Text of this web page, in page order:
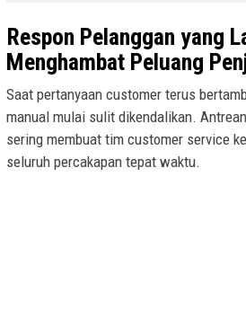
Respon Pelanggan yang
Menghambat Peluang
Saat pertanyaan customer terus
manual mulai sulit dikendalikan.
sering membuat tim customer service
seluruh percakapan tepat waktu.